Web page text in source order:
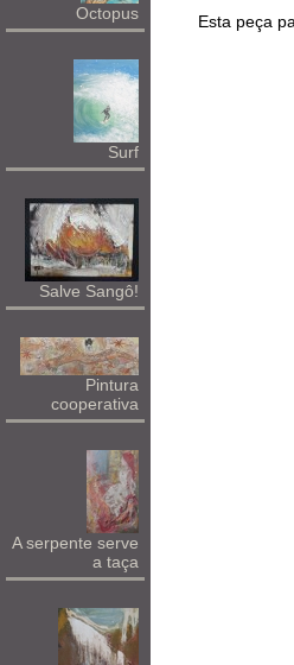
Octopus
Surf
Salve Sangô!
Pintura
cooperativa
A serpente serve
a taça
Esta peça